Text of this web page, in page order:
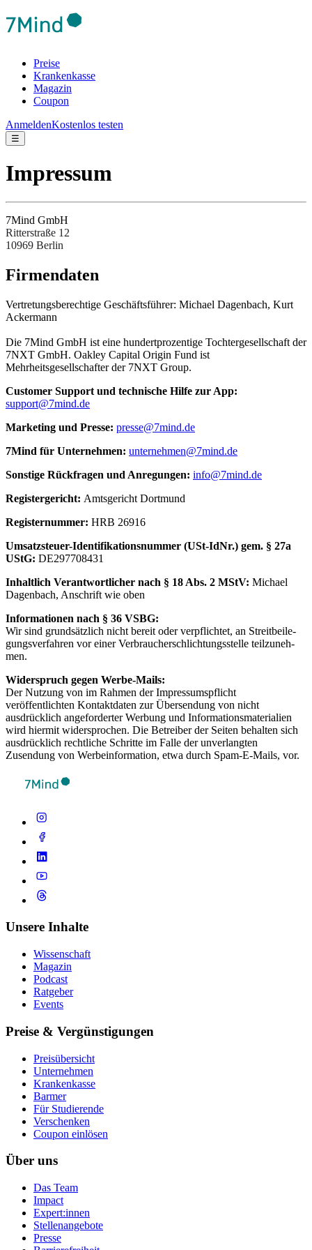
Preise
Krankenkasse
Magazin
Coupon
AnmeldenKostenlos testen
☰
Impressum
7Mind GmbH
Ritterstraße 12
10969 Berlin
Fir­men­da­ten
Ver­tre­tungs­be­rech­tige Ges­chäftsfüh­rer: Michael Dagenbach, Kurt
Ackermann
Die 7Mind GmbH ist eine hundertprozentige Tochtergesellschaft der
7NXT GmbH. Oakley Capital Origin Fund ist
Mehrheitsgesellschafter der 7NXT Group.
Cus­to­mer Sup­port und tech­nische Hilfe zur App:
support@7mind.de
Mar­ke­ting und Presse: presse@7mind.de
7Mind für Unter­neh­men: unternehmen@7mind.de
Sons­tige Rück­fra­gen und Anre­gun­gen: info@7mind.de
Regis­ter­ge­richt: Amts­ge­richt Dort­mund
Regis­ter­num­mer: HRB 26916
Umsatzs­teuer-Iden­ti­fi­ka­tions­num­mer (USt-IdNr.) gem. § 27a
UStG: DE297708431
Inhalt­lich Verant­wort­li­cher nach § 18 Abs. 2 MStV: Michael
Dagenbach, Anschrift wie oben
Infor­ma­tio­nen nach § 36 VSBG:
Wir sind grund­sätz­lich nicht bereit oder verp­flich­tet, an Streit­bei­le­
gung­sver­fah­ren vor einer Ver­brau­cher­schlich­tungs­s­telle teil­zu­neh­
men.
Widerspruch gegen Werbe-Mails:
Der Nutzung von im Rahmen der Impressumspflicht
veröffentlichten Kontaktdaten zur Übersendung von nicht
ausdrücklich angeforderter Werbung und Informationsmaterialien
wird hiermit widersprochen. Die Betreiber der Seiten behalten sich
ausdrücklich rechtliche Schritte im Falle der unverlangten
Zusendung von Werbeinformation, etwa durch Spam-E-Mails, vor.
Unsere Inhalte
Wissenschaft
Magazin
Podcast
Ratgeber
Events
Preise & Vergünstigungen
Preisübersicht
Unternehmen
Krankenkasse
Barmer
Für Studierende
Ver­schen­ken
Coupon einlösen
Über uns
Das Team
Impact
Expert:innen
Stellenangebote
Presse